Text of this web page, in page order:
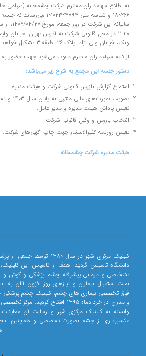
به اطلاع سهامداران محترم شرکت چشمخانه (سهامی
۱۸۰۲۶۶ و شناسه ملی
۱۱:۳۰ در محل قانونی شرکت به آدرس تهران، خیابان
ونک، خیابان ولی نژاد، پلاک ۲۶، طبقه ۳ تشکیل خواهد شد.
از کلیه سهامداران محترم دعوت می‌شود جهت حضور به
دستور جلسه این مجمع به شرح زیر می‌باشد:
استماع گزارش بازرس قانونی شرکت و هیئت مدیره.
تصویب
تعیین پاداش هیئت مدیره و مدیر عامل.
انتخاب بازرس و وکیل قانونی شرکت.
تعیین روزنامه کثیرالانتشار جهت چاپ آگهی‌های شرکت.
هیئت مدیره شرکت چشمخانه
کلینیک مرکزی شهر در سال
دانشگاه تاسیس گردید. هدف از تاسیس این
تشخیصی و درمانی پیشرفته چشم پزشکی و گوش و
بعلت استقبال بیماران و نیازهای روز افزون آنان
فوق تخصصی بیماری های چشم، کلینیک چشم پزشکی
و مدرن در خردادماه ۱۳۹۵ افتتاح
وابسته به کلینیک مرکزی شهر و رسالت آن
عکسبرداری از چشم بصورت تخصصی و همچنین
های مرتبط با چشم است.